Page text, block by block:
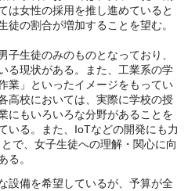
は女性の採用を推し進めていると
徒の割合が増加することを望む。
生徒のみのものとなっており、
る現状がある。また、工業系の学
業」といったイメージをもってい
高校においては、実際に学校の授
にもいろいろな分野があることを
いる。また、IoTなどの開発にも力
で、女子生徒への理解・関心に向
る。
設備を希望しているが、予算が全